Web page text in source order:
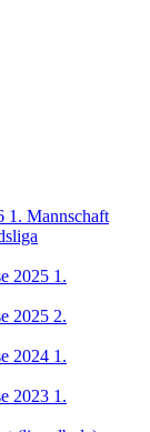
1. Mannschaft
2025 1.
2025 2.
2024 1.
2023 1.